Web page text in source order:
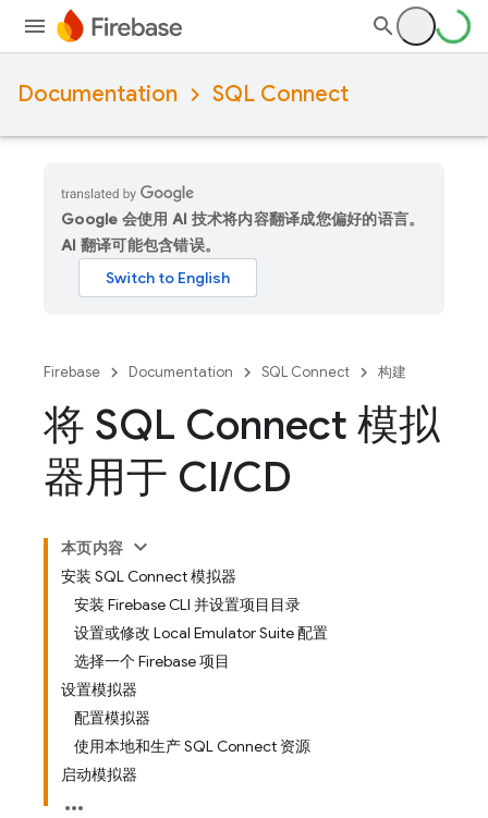
Documentation SQL Connect
Google 会使用 AI 技术将内容翻译成您偏好的语言。
AI 翻译可能包含错误。
Firebase Documentation SQL Connect 构建
将 SQL Connect 模拟
器用于 CI/CD
本页内容
安装 SQL Connect 模拟器
安装 Firebase CLI 并设置项目目录
设置或修改 Local Emulator Suite 配置
选择一个 Firebase 项目
设置模拟器
配置模拟器
使用本地和生产 SQL Connect 资源
启动模拟器